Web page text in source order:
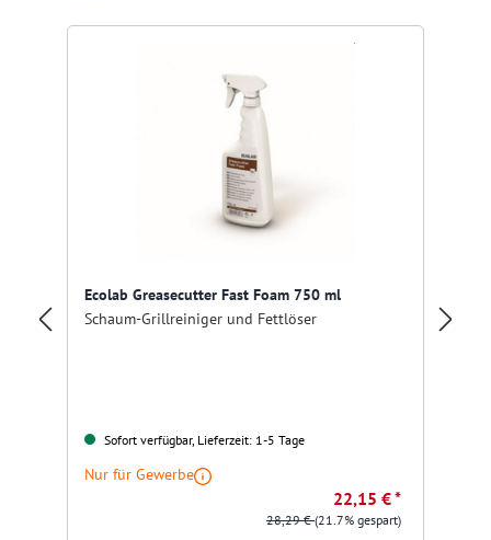
Ecolab Greasecutter Fast Foam 750 ml
Schaum-Grillreiniger und Fettlöser
Sofort verfügbar, Lieferzeit: 1-5 Tage
Nur für Gewerbe
22,15 € *
28,29 €(21.7% gespart)